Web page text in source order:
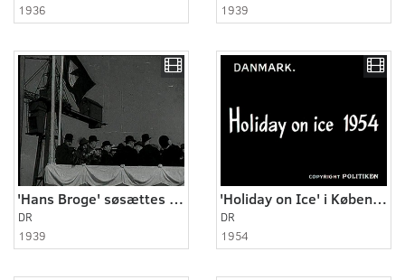
1936
1939
'Hans Broge' søsættes fra Helsingør
DR
1939
'Holiday on Ice' i København
DR
1954